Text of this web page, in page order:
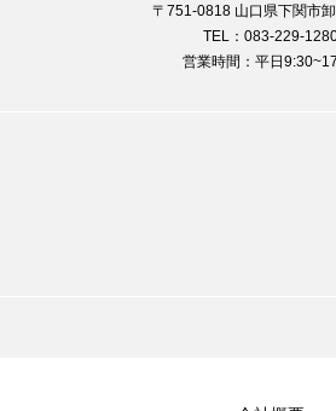
〒751-0818 山口県下関市
TEL：083-229-
営業時間：平日